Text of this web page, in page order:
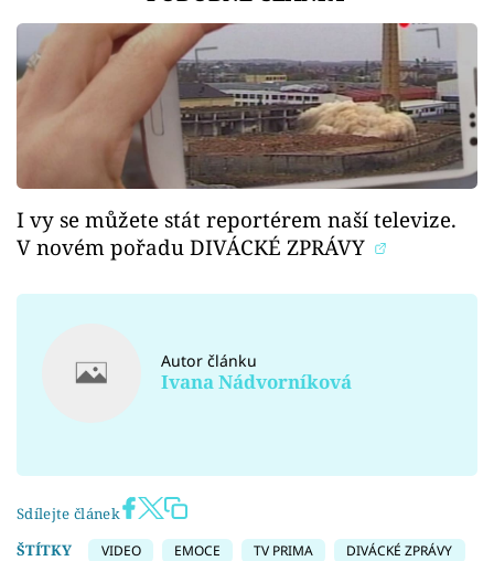
I vy se můžete stát reportérem naší televize.
V novém pořadu DIVÁCKÉ ZPRÁVY
Autor článku
Ivana Nádvorníková
Sdílejte článek
ŠTÍTKY
VIDEO EMOCE TV PRIMA
DIVÁCKÉ ZPRÁVY